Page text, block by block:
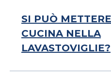
SI PUÒ
CUCINA NELLA
LAVASTOVIGLIE?